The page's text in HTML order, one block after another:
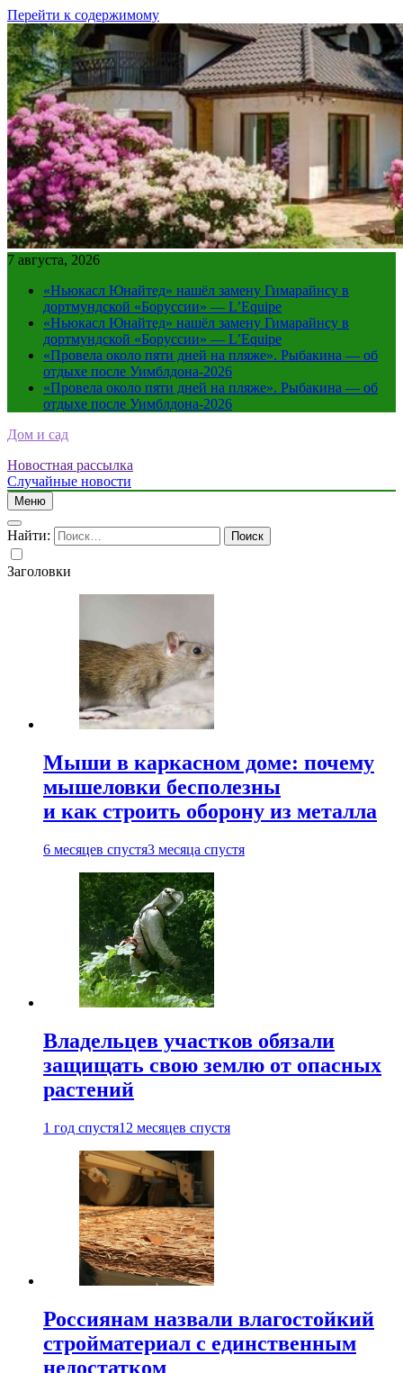
Перейти к содержимому
7 августа, 2026
«Ньюкасл Юнайтед» нашёл замену Гимарайнсу в
дортмундской «Боруссии» — L’Equipe
«Ньюкасл Юнайтед» нашёл замену Гимарайнсу в
дортмундской «Боруссии» — L’Equipe
«Провела около пяти дней на пляже». Рыбакина — об
отдыхе после Уимблдона-2026
«Провела около пяти дней на пляже». Рыбакина — об
отдыхе после Уимблдона-2026
Дом и сад
Новостная рассылка
Случайные новости
Меню
Найти:
Заголовки
Мыши в каркасном доме: почему
мышеловки бесполезны
и как строить оборону из металла
6 месяцев спустя3 месяца спустя
Владельцев участков обязали
защищать свою землю от опасных
растений
1 год спустя12 месяцев спустя
Россиянам назвали влагостойкий
стройматериал с единственным
недостатком